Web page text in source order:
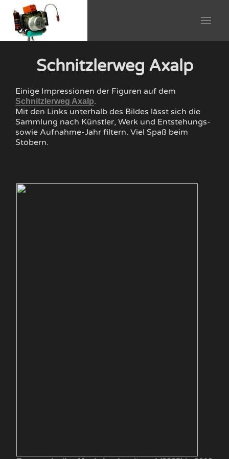
Schnitzlerweg Axalp
Einige Impressionen der Figuren auf dem
Schnitzlerweg Axalp.
Mit den Links unterhalb des Bildes lässt sich die
Sammlung nach Künstler, Werk und Entstehungs-
sowie Aufnahme-Jahr filtern. Viel Spaß beim
Stöbern.